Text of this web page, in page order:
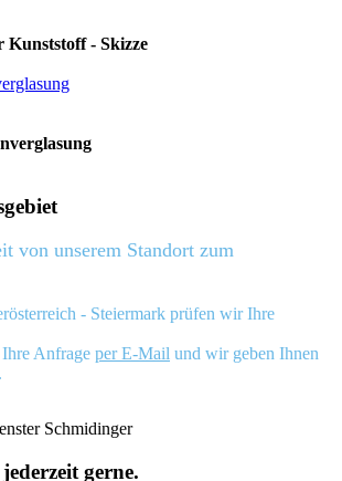
Kunststoff - Skizze
von unserem Standort zum
- Steiermark prüfen wir Ihre
Anfrage per E-Mail und wir geben Ihnen
gerne.